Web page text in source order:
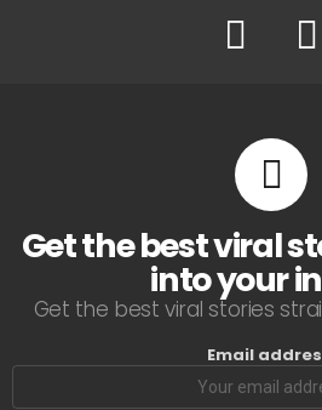
Facebook
Get the best viral
into your
Get the best viral stories
Email